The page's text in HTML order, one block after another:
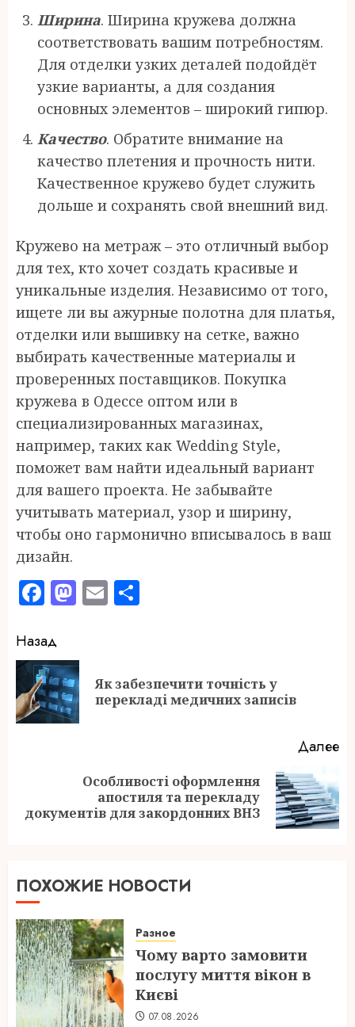
Ширина. Ширина кружева должна
соответствовать вашим потребностям.
Для отделки узких деталей подойдёт
узкие варианты, а для создания
основных элементов – широкий гипюр.
Качество. Обратите внимание на
качество плетения и прочность нити.
Качественное кружево будет служить
дольше и сохранять свой внешний вид.
Кружево на метраж – это отличный выбор
для тех, кто хочет создать красивые и
уникальные изделия. Независимо от того,
ищете ли вы ажурные полотна для платья,
отделки или вышивку на сетке, важно
выбирать качественные материалы и
проверенных поставщиков. Покупка
кружева в Одессе оптом или в
специализированных магазинах,
например, таких как Wedding Style,
поможет вам найти идеальный вариант
для вашего проекта. Не забывайте
учитывать материал, узор и ширину,
чтобы оно гармонично вписывалось в ваш
дизайн.
Facebook
Mastodon
Email
Продолжить
чтение
Назад
Як забезпечити точність у
перекладі медичних записів
Далее
Следующая
запись:
Особливості оформлення
апостиля та перекладу
документів для закордонних ВНЗ
ПОХОЖИЕ НОВОСТИ
Разное
Чому варто замовити
послугу миття вікон в
Києві
07.08.2026